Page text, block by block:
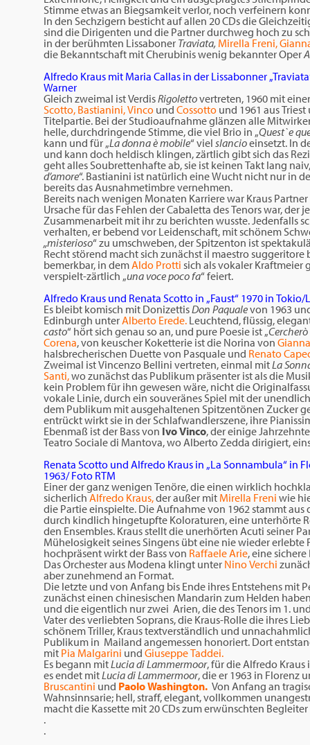
Stimme etwas an Biegsamkeit verlor, noch verfeinern
In den Sechzigern besticht auf allen 20 CDs die
sind die Dirigenten und die Partner durchweg hoch zu
in der berühmten Lissaboner Traviata, Mirella Freni,
die Bekanntschaft mit Cherubinis wenig bekannter Oper
Alfredo Kraus mit Maria Callas in der Lissabonner
Warner
Gleich zweimal ist VerdisRigolettovertreten, 1960 mit
Scotto, Bastianini, Vinco und Cossotto und 1961 aus
Titelpartie. Bei der Studioaufnahme glänzen alle
helle, durchdringende Stimme, die viel Brio in „Quest`e
kann und für „La donna è mobile“ viel slancioeinsetzt. In
und kann doch heldisch klingen, zärtlich gibt sich das
geht alles Soubrettenhafte ab, sie ist keinen Takt lang
d’amore“. Bastianini ist natürlich eine Wucht nicht nur in
bereits das Ausnahmetimbre vernehmen.
Bereits nach wenigen Monaten Karriere war Kraus
Ursache für das Fehlen der Cabaletta des Tenors war,
Zusammenarbeit mit ihr zu berichten wusste. Jedenfalls
verhalten, er bebend vor Leidenschaft, mit schönem
„misterioso“ zu umschweben, der Spitzenton ist
Recht störend macht sich zunächst il maestro suggeritore
bemerkbar, in demAldo Protti sich als vokaler Kraftmeier
verspielt-zärtlich „una voce poco fa“ feiert.
Alfredo Kraus und Renata Scotto in „Faust“ 1970 in Tokio/
Es bleibt komisch mit DonizettisDon Paqualevon 1963
Edinburgh unterAlberto Erede. Leuchtend, flüssig,
casto“ hört sich genau so an, und pure Poesie ist „
Corena, von keuscher Koketterie ist die Norina von
halsbrecherischen Duette von Pasquale und Renato
Zweimal ist Vincenzo Bellini vertreten, einmal mitLa
Santi,wo zunächst das Publikum präsenter ist als die
kein Problem für ihn gewesen wäre, nicht die
vokale Linie, durch ein souveränes Spiel mit der
dem Publikum mit ausgehaltenen Spitzentönen Zucker
entrückt wirkt sie in der Schlafwandlerszene, ihre
Ebenmaß ist der Bass von Ivo Vinco, der einige
Teatro Sociale di Mantova, wo Alberto Zedda dirigiert,
Renata Scotto und Alfredo Kraus in „La Sonnambula“ in
1963/ Foto RTM
Einer der ganz wenigen Tenöre, die einen wirklich
sicherlich Alfredo Kraus,der außer mit Mirella Freni wie
die Partie einspielte. Die Aufnahme von 1962 stammt
durch kindlich hingetupfte Koloraturen, eine unterhörte
den Ensembles. Kraus stellt die unerhörten Acuti seiner
Mühelosigkeit seines Singens übt eine nie wieder erlebte
hochpräsent wirkt der Bass von Raffaele Arie, eine
Das Orchester aus Modena klingt unter Nino Verchi
aber zunehmend an Format.
Die letzte und von Anfang bis Ende ihres Entstehens mit
zunächst einen chinesischen Mandarin zum Helden
und die eigentlich nur zwei Arien, die des Tenors im 1.
Vater des verliebten Soprans, die Kraus-Rolle die ihres
schönem Triller, Kraus textverständlich und
Publikum in Mailand angemessen honoriert. Dort
mit Pia Malgarini und Giuseppe Taddei.
Es begann mitLucia di Lammermoor, für die Alfredo
es endet mitLucia di Lammermoor, die er 1963 in Florenz
Bruscantini und Paolo Washington. Von Anfang an
Wahnsinnsarie; hell, straff, elegant, vollkommen
macht die Kassette mit 20 CDs zum erwünschten
.
.